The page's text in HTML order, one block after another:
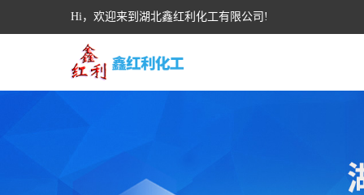
Hi，欢迎来到湖北鑫红利化工有限公司!